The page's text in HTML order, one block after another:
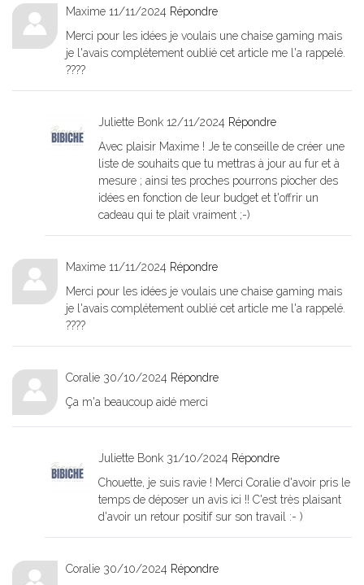
Maxime 11/11/2024 Répondre
Merci pour les idées je voulais une chaise gaming mais
je l'avais complétement oublié cet article me l'a rappelé.
????
Juliette Bonk 12/11/2024 Répondre
Avec plaisir Maxime ! Je te conseille de créer une
liste de souhaits que tu mettras à jour au fur et à
mesure ; ainsi tes proches pourrons piocher des
idées en fonction de leur budget et t'offrir un
cadeau qui te plait vraiment ;-)
Maxime 11/11/2024 Répondre
Merci pour les idées je voulais une chaise gaming mais
je l'avais complétement oublié cet article me l'a rappelé.
????
Coralie 30/10/2024 Répondre
Ça m'a beaucoup aidé merci
Juliette Bonk 31/10/2024 Répondre
Chouette, je suis ravie ! Merci Coralie d'avoir pris le
temps de déposer un avis ici !! C'est très plaisant
d'avoir un retour positif sur son travail :- )
Coralie 30/10/2024 Répondre